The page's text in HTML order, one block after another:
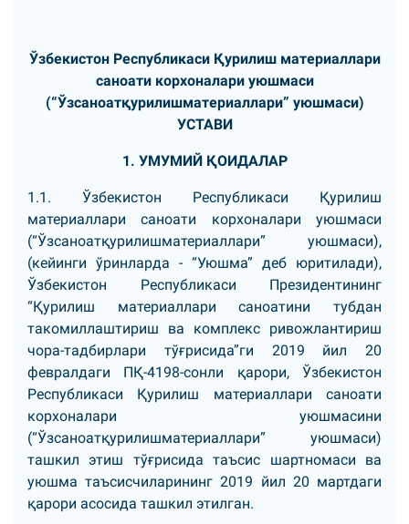
Ўзбекистон Республикаси Қурилиш материаллари
саноати корхоналари уюшмаси
(“Ўзсаноатқурилишматериаллари” уюшмаси)
УСТАВИ
1. УМУМИЙ ҚОИДАЛАР
1.1. Ўзбекистон Республикаси Қурилиш
материаллари саноати корхоналари уюшмаси
(“Ўзсаноатқурилишматериаллари” уюшмаси),
(кейинги ўринларда - “Уюшма” деб юритилади),
Ўзбекистон Республикаси Президентининг
“Қурилиш материаллари саноатини тубдан
такомиллаштириш ва комплекс ривожлантириш
чора-тадбирлари тўғрисида”ги 2019 йил 20
февралдаги ПҚ-4198-сонли қарори, Ўзбекистон
Республикаси Қурилиш материаллари саноати
корхоналари уюшмасини
(“Ўзсаноатқурилишматериаллари” уюшмаси)
ташкил этиш тўғрисида таъсис шартномаси ва
уюшма таъсисчиларининг 2019 йил 20 мартдаги
қарори асосида ташкил этилган.